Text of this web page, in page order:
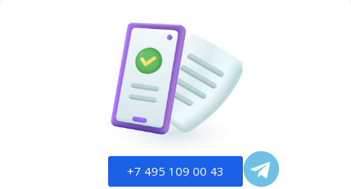
ВИД НАНЕСЕНИЯ
+7 495 109 00 43